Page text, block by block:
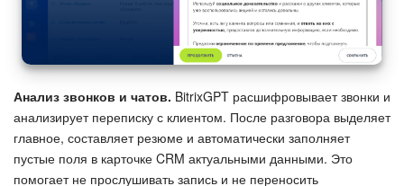
Анализ звонков и чатов. BitrixGPT расшифровывает звонки и
анализирует переписку с клиентом. После разговора выделяет
главное, составляет резюме и автоматически заполняет
пустые поля в карточке CRM актуальными данными. Это
помогает не прослушивать запись и не переносить